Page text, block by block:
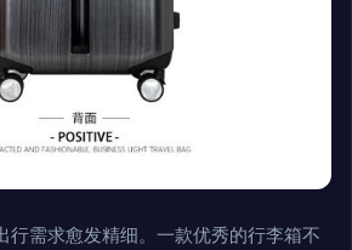
行需求愈发精细。一款优秀的行李箱不